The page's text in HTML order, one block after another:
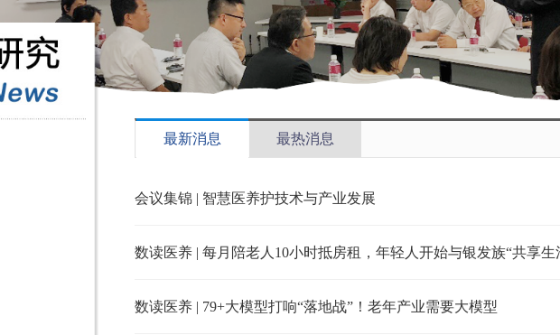
最新消息 最热消息
会议集锦 | 智慧医养护技术与产业发展
数读医养 | 每月陪老人10小时抵房租，年轻人开始与银发族“共享生
数读医养 | 79+大模型打响“落地战”！老年产业需要大模型